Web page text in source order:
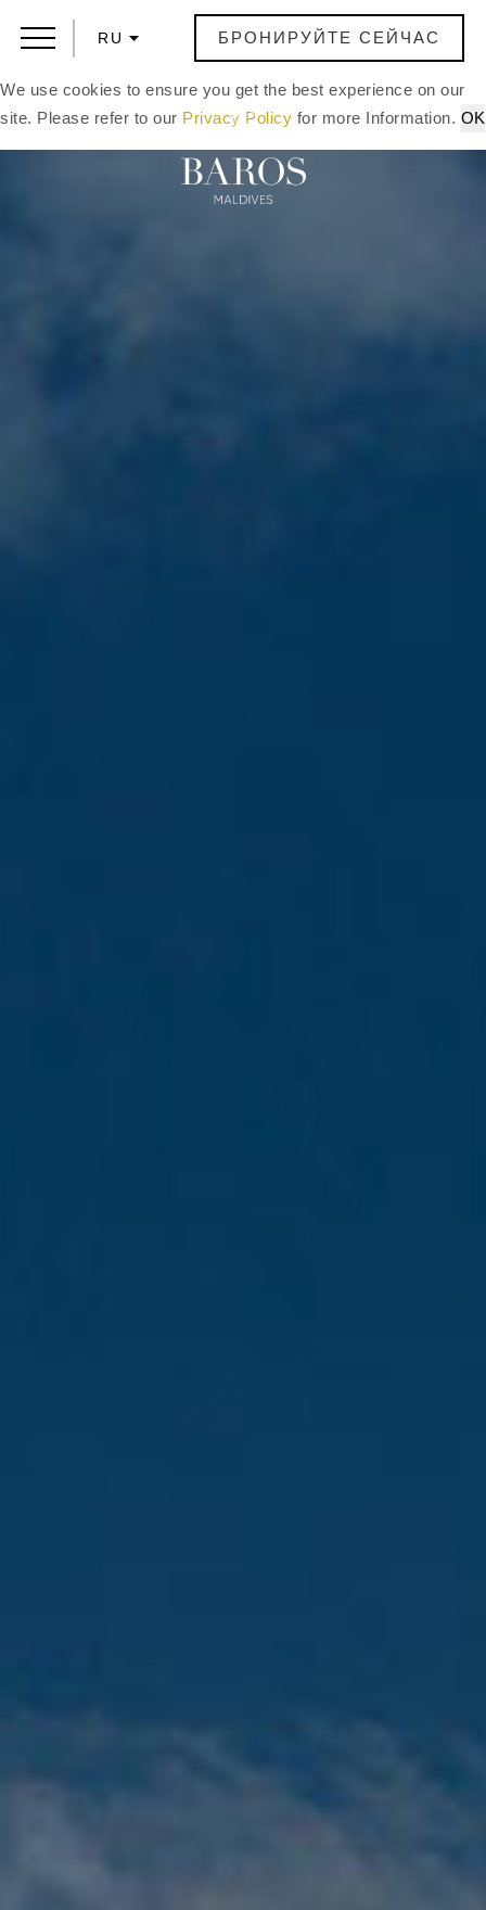
RU БРОНИРУЙТЕ СЕЙЧАС
We use cookies to ensure you get the best experience on our
site. Please refer to our Privacy Policy for more Information. OK